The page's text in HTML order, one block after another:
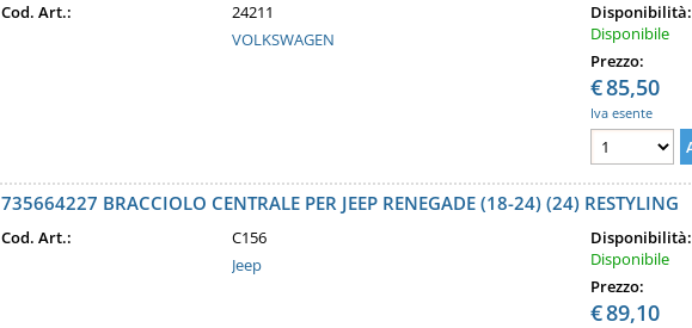
Cod. Art.:
24211
VOLKSWAGEN
Disponibilità:
Disponibile
Prezzo:
€85,50
Iva esente
735664227 BRACCIOLO CENTRALE PER JEEP RENEGADE (18-24) (24) RESTYLING
Cod. Art.:
C156
Jeep
Disponibilità:
Disponibile
Prezzo:
€89,10